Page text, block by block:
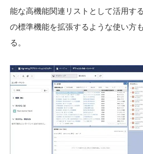
能な高機能関連リストとして活用す
の標準機能を拡張するような使い方
る。